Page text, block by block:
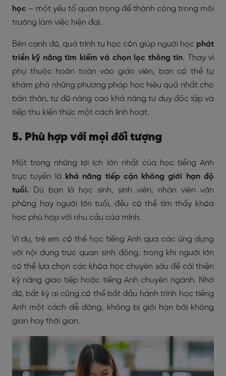
học – một yếu tố quan trọng để thành công trong môi
trường làm việc hiện đại.
Bên cạnh đó, quá trình tự học còn giúp người học phát
triển kỹ năng tìm kiếm và chọn lọc thông tin. Thay vì
phụ thuộc hoàn toàn vào giáo viên, bạn có thể tự
khám phá những phương pháp học hiệu quả nhất cho
bản thân, từ đó nâng cao khả năng tư duy độc lập và
tiếp thu kiến thức một cách linh hoạt.
5. Phù hợp với mọi đối tượng
Một trong những lợi ích lớn nhất của học tiếng Anh
trực tuyến là
khả năng tiếp cận không giới hạn độ
tuổi. Dù bạn là học sinh, sinh viên, nhân viên văn
phòng hay người lớn tuổi, đều có thể tìm thấy khóa
học phù hợp với nhu cầu của mình.
Ví dụ, trẻ em có thể học tiếng Anh qua các ứng dụng
với nội dung trực quan sinh động, trong khi người lớn
có thể lựa chọn các khóa học chuyên sâu để cải thiện
kỹ năng giao tiếp hoặc tiếng Anh chuyên ngành. Nhờ
đó, bất kỳ ai cũng có thể bắt đầu hành trình học tiếng
Anh một cách dễ dàng, không bị giới hạn bởi không
gian hay thời gian.